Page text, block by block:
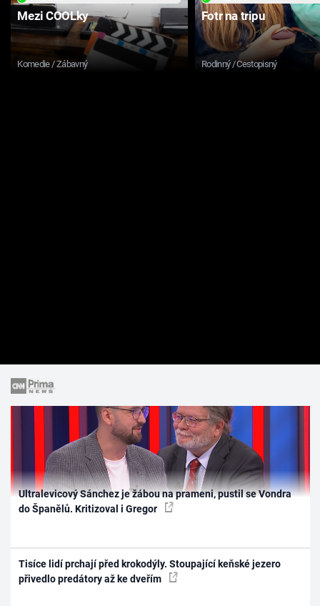
Mezi COOLky
Komedie / Zábavný
Fotr na tripu
Rodinný / Cestopisný
Ultralevicový Sánchez je žábou na prameni, pustil se Vondra
do Španělů. Kritizoval i Gregor
Tisíce lidí prchají před krokodýly. Stoupající keňské jezero
přivedlo predátory až ke dveřím